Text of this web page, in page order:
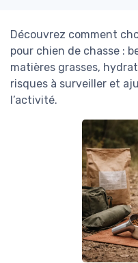
Découvrez comment
pour chien de chasse :
matières grasses,
risques à surveiller et
l’activité.